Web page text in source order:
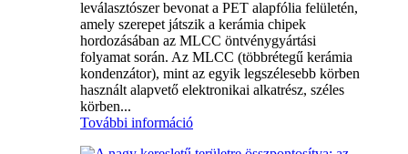
leválasztószer bevonat a PET alapfólia felületén,
amely szerepet játszik a kerámia chipek
hordozásában az MLCC öntvénygyártási
folyamat során. Az MLCC (többrétegű kerámia
kondenzátor), mint az egyik legszélesebb körben
használt alapvető elektronikai alkatrész, széles
körben...
További információ